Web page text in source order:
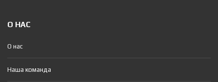
О НАС
О нас
Наша команда